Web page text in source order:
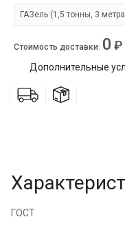
Стоимость доставки: 0 ₽
Дополнительные
ГОСТ